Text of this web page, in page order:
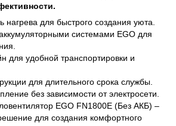
для быстрого создания уюта.
системами EGO для
для удобной транспортировки и
для длительного срока службы.
без зависимости от электросети.
EGO FN1800E (Без АКБ) –
для создания комфортного